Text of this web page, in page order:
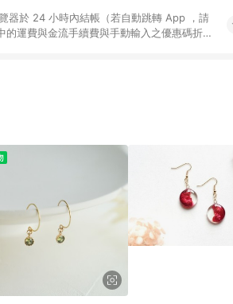
器於 24 小時內結帳（若自動跳轉 App ，請
運費與金流手續費與手動輸入之優惠碼折
上才具贈點資格。 7. 點數將於出貨後 45 天
後才首次下載 Pinkoi APP 並完成訂單，不